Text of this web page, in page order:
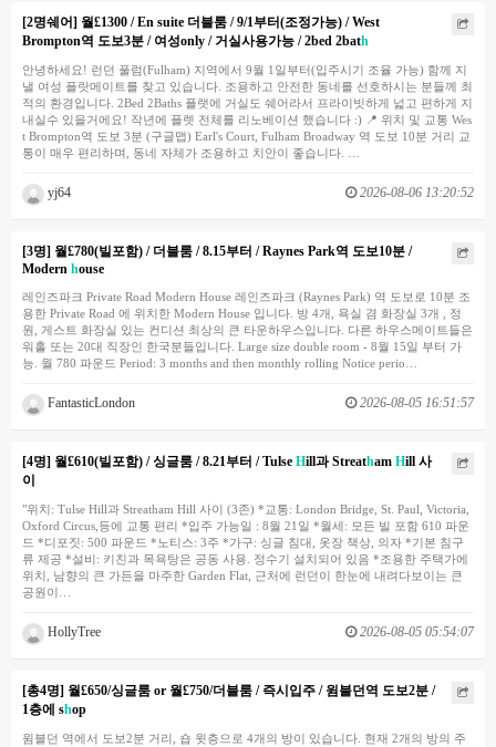
[2명쉐어] 월£1300 / En suite 더블룸 / 9/1부터(조정가능) / West
Brompton역 도보3분 / 여성only / 거실사용가능 / 2bed 2bath
안녕하세요! 런던 풀럼(Fulham) 지역에서 9월 1일부터(입주시기 조율 가능) 함께 지
낼 여성 플랏메이트를 찾고 있습니다. 조용하고 안전한 동네를 선호하시는 분들께 최
적의 환경입니다. 2Bed 2Baths 플랫에 거실도 쉐어라서 프라이빗하게 넓고 편하게 지
내실수 있을거에요! 작년에 플렛 전체를 리노베이션 했습니다 :) 📍 위치 및 교통 Wes
t Brompton역 도보 3분 (구글맵) Earl's Court, Fulham Broadway 역 도보 10분 거리 교
통이 매우 편리하며, 동네 자체가 조용하고 치안이 좋습니다. …
yj64 2026-08-06 13:20:52
[3명] 월£780(빌포함) / 더블룸 / 8.15부터 / Raynes Park역 도보10분 /
Modern house
레인즈파크 Private Road Modern House 레인즈파크 (Raynes Park) 역 도보로 10분 조
용한 Private Road 에 위치한 Modern House 입니다. 방 4개, 욕실 겸 화장실 3개 , 정
원, 게스트 화장실 있는 컨디션 최상의 큰 타운하우스입니다. 다른 하우스메이트들은
워홀 또는 20대 직장인 한국분들입니다. Large size double room - 8월 15일 부터 가
능. 월 780 파운드 Period: 3 months and then monthly rolling Notice perio…
FantasticLondon 2026-08-05 16:51:57
[4명] 월£610(빌포함) / 싱글룸 / 8.21부터 / Tulse Hill과 Streatham Hill 사
이
"위치: Tulse Hill과 Streatham Hill 사이 (3존) *교통: London Bridge, St. Paul, Victoria,
Oxford Circus,등에 교통 편리 *입주 가능일 : 8월 21일 *월세: 모든 빌 포함 610 파운
드 *디포짓: 500 파운드 *노티스: 3주 *가구: 싱글 침대, 옷장 책상, 의자 *기본 침구
류 제공 *설비: 키친과 목욕탕은 공동 사용. 정수기 설치되어 있음 *조용한 주택가에
위치, 남향의 큰 가든을 마주한 Garden Flat, 근처에 런던이 한눈에 내려다보이는 큰
공원이…
HollyTree 2026-08-05 05:54:07
[총4명] 월£650/싱글룸 or 월£750/더블룸 / 즉시입주 / 윔블던역 도보2분 /
1층에 shop
윔블던 역에서 도보2분 거리, 숍 윗층으로 4개의 방이 있습니다. 현재 2개의 방의 주